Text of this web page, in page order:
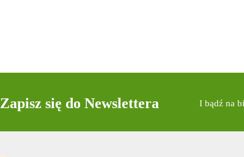
Zapisz się do Newslettera I bądź na